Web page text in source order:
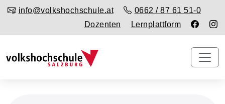
info@volkshochschule.at
0662 / 87 61 51-0
Dozenten
Lernplattform